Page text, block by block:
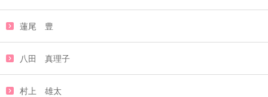
蓮尾 豊
八田 真理子
村上 雄太